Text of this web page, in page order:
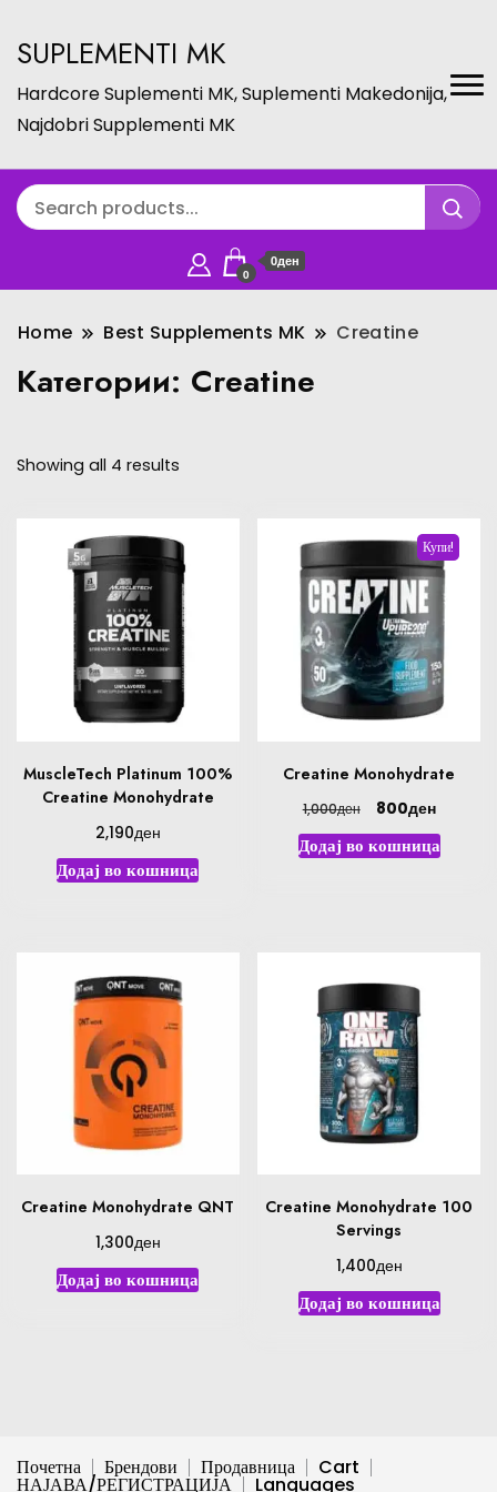
SUPLEMENTI MK
Hardcore Suplementi MK, Suplementi Makedonija,
Najdobri Supplementi MK
0
0ден
Home Best Supplements MK Creatine
Категории: Creatine
Showing all 4 results
MuscleTech Platinum 100%
Creatine Monohydrate
2,190ден
Додај во кошница
Купи!
Creatine Monohydrate
1,000ден 800ден
Додај во кошница
Creatine Monohydrate QNT
1,300ден
Додај во кошница
Creatine Monohydrate 100
Servings
1,400ден
Додај во кошница
Почетна Брендови Продавница Cart
НАЈАВА/РЕГИСТРАЦИЈА Languages